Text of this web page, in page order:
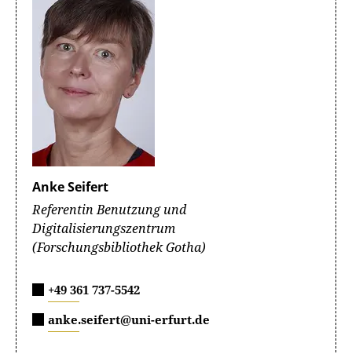
Anke Seifert
Referentin Benutzung und
Digitalisierungszentrum
(Forschungsbibliothek Gotha)
+49 361 737-5542
anke.seifert@uni-erfurt.de